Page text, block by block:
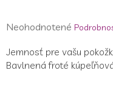
Priemerné
produktu
je
Neohodnotené
Jemnosť pre vašu
Bavlnená froté